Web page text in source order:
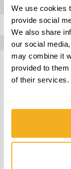
We use cookies
provide social
We also share
our social
may combine it
provided to
of their services.
Bloqueo del
Diámetro del
Download